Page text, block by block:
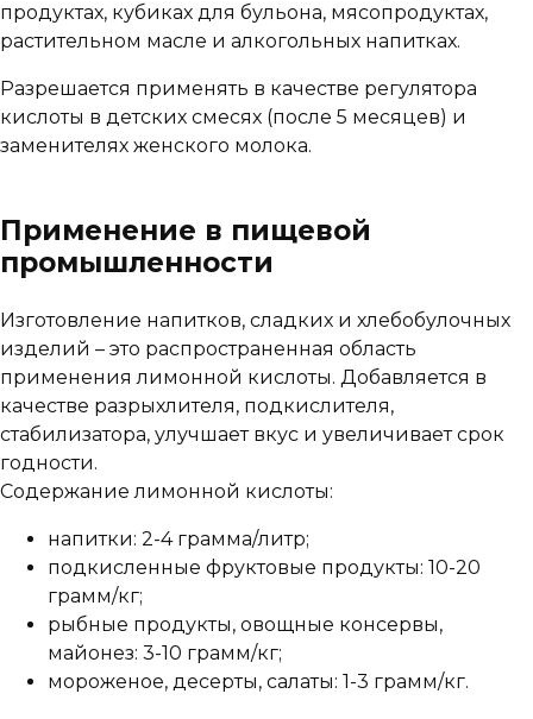
продуктах, кубиках для бульона, мясопродуктах,
растительном масле и алкогольных напитках.
Разрешается применять в качестве регулятора
кислоты в детских смесях (после 5 месяцев) и
заменителях женского молока.
Применение в пищевой
промышленности
Изготовление напитков, сладких и хлебобулочных
изделий – это распространенная область
применения лимонной кислоты. Добавляется в
качестве разрыхлителя, подкислителя,
стабилизатора, улучшает вкус и увеличивает срок
годности.
Содержание лимонной кислоты:
напитки: 2-4 грамма/литр;
подкисленные фруктовые продукты: 10-20
грамм/кг;
рыбные продукты, овощные консервы,
майонез: 3-10 грамм/кг;
мороженое, десерты, салаты: 1-3 грамм/кг.